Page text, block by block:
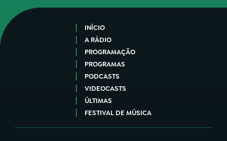
INÍCIO
A RÁDIO
PROGRAMAÇÃO
PROGRAMAS
PODCASTS
VIDEOCASTS
ÚLTIMAS
FESTIVAL DE MÚSICA